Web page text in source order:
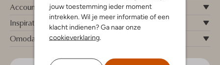
jouw toestemming ieder moment
intrekken. Wil je meer informatie of een
klacht indienen? Ga naar onze
cookieverklaring
Account
Inspiratie
Omoda